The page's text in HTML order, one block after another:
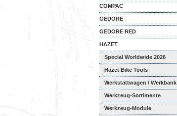
COMPAC
GEDORE
GEDORE RED
HAZET
Special Worldwide 2026
Hazet Bike Tools
Werkstattwagen / Werkbank
Werkzeug-Sortimente
Werkzeug-Module